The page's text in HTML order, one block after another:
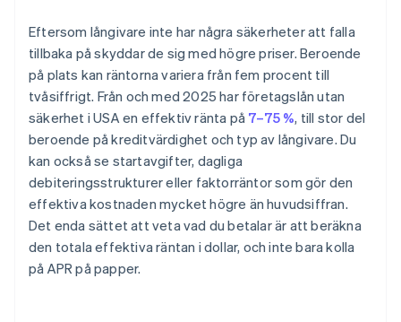
Eftersom långivare inte har några säkerheter att falla
tillbaka på skyddar de sig med högre priser. Beroende
på plats kan räntorna variera från fem procent till
tvåsiffrigt. Från och med 2025 har företagslån utan
säkerhet i USA en effektiv ränta på 7–75 %, till stor del
beroende på kreditvärdighet och typ av långivare. Du
kan också se startavgifter, dagliga
debiteringsstrukturer eller faktorräntor som gör den
effektiva kostnaden mycket högre än huvudsiffran.
Det enda sättet att veta vad du betalar är att beräkna
den totala effektiva räntan i dollar, och inte bara kolla
på APR på papper.